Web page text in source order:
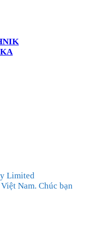
Limited
Nam. Chúc bạn